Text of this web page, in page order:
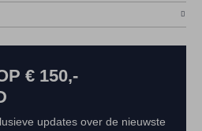
€ 150,-
updates over de nieuwste